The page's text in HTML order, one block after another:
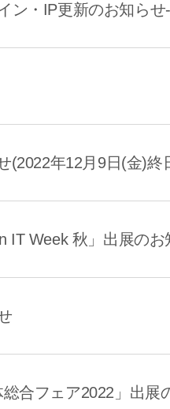
ン・IP更新のお知ら
(2022年12月9日(金)終
IT Week 秋」出展のお
合フェア2022」出展